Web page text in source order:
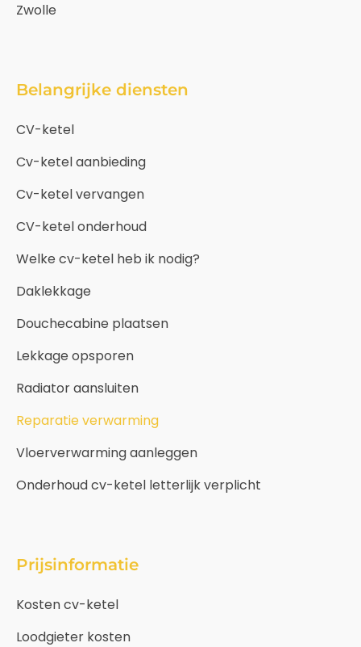
Zwolle
Belangrijke diensten
CV-ketel
Cv-ketel aanbieding
Cv-ketel vervangen
CV-ketel onderhoud
Welke cv-ketel heb ik nodig?
Daklekkage
Douchecabine plaatsen
Lekkage opsporen
Radiator aansluiten
Reparatie verwarming
Vloerverwarming aanleggen
Onderhoud cv-ketel letterlijk verplicht
Prijsinformatie
Kosten cv-ketel
Loodgieter kosten